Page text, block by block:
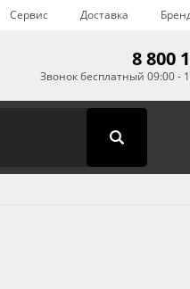
Сервис Доставка
8 800
Звонок бесплатный 09:00 -